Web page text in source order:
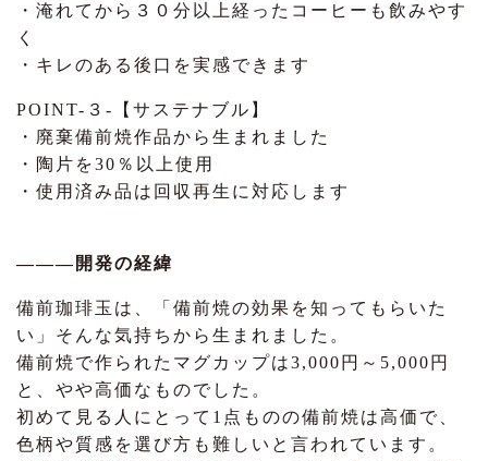
・淹れてから３０分以上経ったコーヒーも飲みやす
く
・キレのある後口を実感できます
POINT-３-【サステナブル】
・廃棄備前焼作品から生まれました
・陶片を30％以上使用
・使用済み品は回収再生に対応します
―――開発の経緯
備前珈琲玉は、「備前焼の効果を知ってもらいた
い」そんな気持ちから生まれました。
備前焼で作られたマグカップは3,000円～5,000円
と、やや高価なものでした。
初めて見る人にとって1点ものの備前焼は高価で、
色柄や質感を選び方も難しいと言われています。